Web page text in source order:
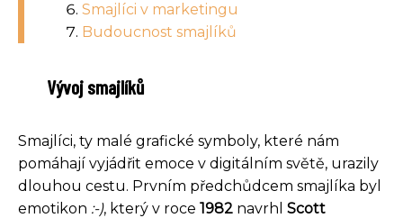
Smajlíci v marketingu
Budoucnost smajlíků
Vývoj smajlíků
Smajlíci, ty malé grafické symboly, které nám
pomáhají vyjádřit emoce v digitálním světě, urazily
dlouhou cestu. Prvním předchůdcem smajlíka byl
emotikon :-), který v roce 1982 navrhl Scott